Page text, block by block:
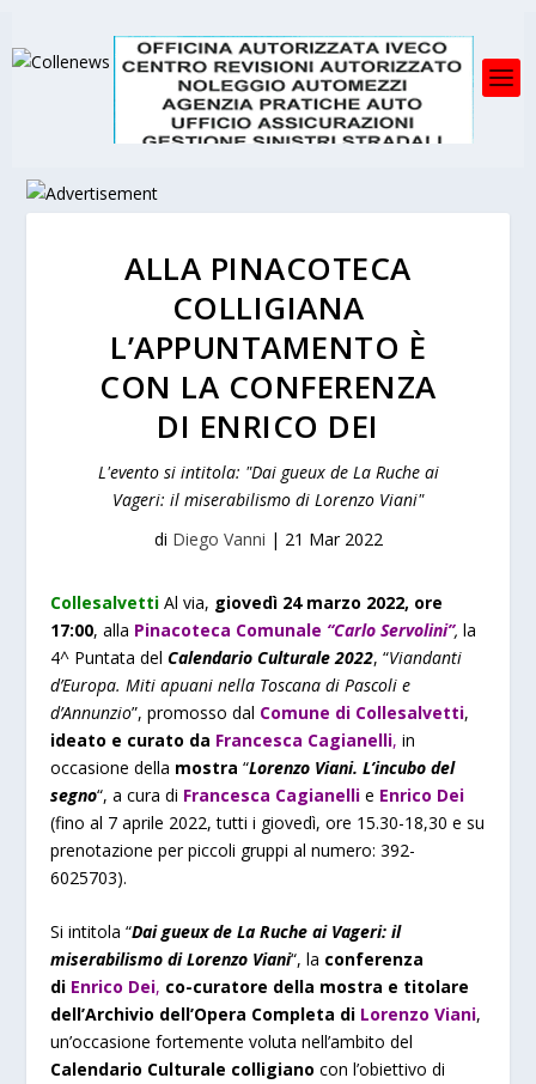
ALLA PINACOTECA
COLLIGIANA
L’APPUNTAMENTO È
CON LA CONFERENZA
DI ENRICO DEI
L'evento si intitola: "Dai gueux de La Ruche ai
Vageri: il miserabilismo di Lorenzo Viani"
di Diego Vanni | 21 Mar 2022
CollesalvettiAl via, giovedì 24 marzo 2022, ore
17:00, alla Pinacoteca Comunale “Carlo Servolini”, la
4^ Puntata del Calendario Culturale 2022, “Viandanti
d’Europa. Miti apuani nella Toscana di Pascoli e
d’Annunzio”, promosso dal Comune di Collesalvetti,
ideato e curato da Francesca Cagianelli, in
occasione della mostra “Lorenzo Viani. L’incubo del
segno“, a cura di Francesca Cagianelli e Enrico Dei
(fino al 7 aprile 2022, tutti i giovedì, ore 15.30-18,30 e su
prenotazione per piccoli gruppi al numero: 392-
6025703).
Si intitola “Dai gueux de La Ruche ai Vageri: il
miserabilismo di Lorenzo Viani“, la conferenza
di Enrico Dei, co-curatore della mostra e titolare
dell’Archivio dell’Opera Completa di Lorenzo Viani,
un’occasione fortemente voluta nell’ambito del
Calendario Culturale colligiano con l’obiettivo di